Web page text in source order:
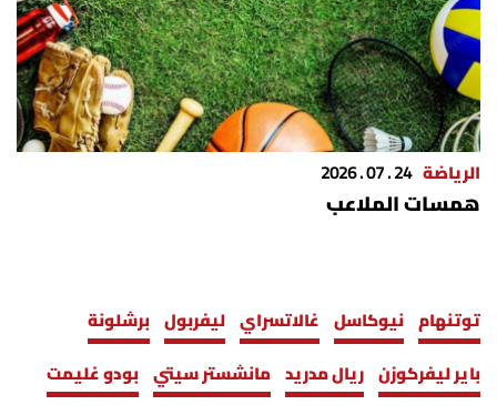
الرياضة 24 . 07 . 2026
همسات الملاعب
توتنهام نيوكاسل غالاتسراي ليفربول برشلونة
باير ليفركوزن ريال مدريد مانشستر سيتي بودو غليمت